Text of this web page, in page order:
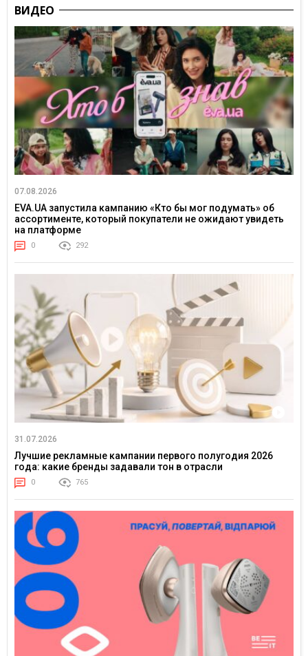
ВИДЕО
07.08.2026
EVA.UA запустила кампанию «Кто бы мог подумать» об
ассортименте, который покупатели не ожидают увидеть
на платформе
0 292
31.07.2026
Лучшие рекламные кампании первого полугодия 2026
года: какие бренды задавали тон в отрасли
0 765